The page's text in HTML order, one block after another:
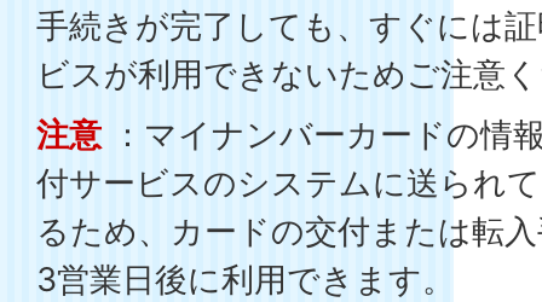
手続きが完了しても、すぐには
ビスが利用できないためご注意
注意 ：マイナンバーカードの情
付サービスのシステムに送られ
るため、カードの交付または転
3営業日後に利用できます。